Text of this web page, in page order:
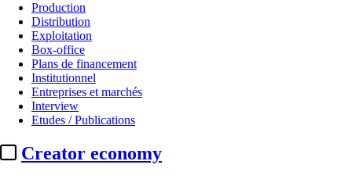
Production
Distribution
Exploitation
Box-office
Plans de financement
Institutionnel
Entreprises et marchés
Interview
Etudes / Publications
Creator economy